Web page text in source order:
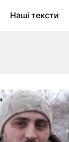
Наші тексти